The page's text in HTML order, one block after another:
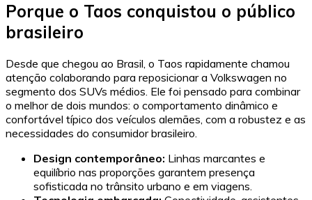
Porque o Taos conquistou o público
brasileiro
Desde que chegou ao Brasil, o Taos rapidamente chamou
atenção colaborando para reposicionar a Volkswagen no
segmento dos SUVs médios. Ele foi pensado para combinar
o melhor de dois mundos: o comportamento dinâmico e
confortável típico dos veículos alemães, com a robustez e as
necessidades do consumidor brasileiro.
Design contemporâneo: Linhas marcantes e
equilíbrio nas proporções garantem presença
sofisticada no trânsito urbano e em viagens.